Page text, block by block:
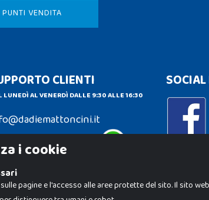
VENDITA
CLIENTI
LUNEDÌ AL VENERDÌ DALLE 9:30 ALLE 16:30
su Whatsapp
i cookie
pagine e l'accesso alle aree protette del sito. Il sito